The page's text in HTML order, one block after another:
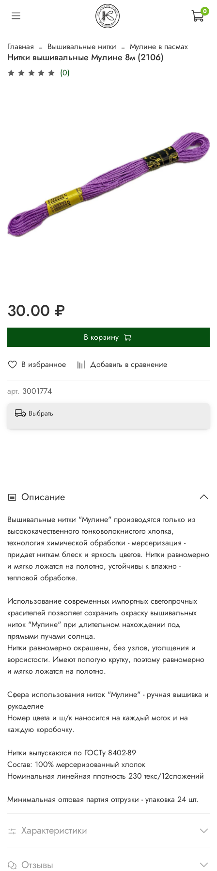
0
Главная Вышивальные нитки Мулине в пасмах
Нитки вышивальные Мулине 8м (2106)
(0)
В избранное Добавить в сравнение
арт. 3001774
30.00 ₽
В корзину
Выбрать
Описание
Вышивальные нитки "Мулине" производятся только из
высококачественного тонковолокнистого хлопка,
технология химической обработки - мерсеризация -
придает ниткам блеск и яркость цветов. Нитки равномерно
и мягко ложатся на полотно, устойчивы к влажно -
тепловой обработке.
Использование современных импортных светопрочных
красителей позволяет сохранить окраску вышивальных
ниток "Мулине" при длительном нахождении под
прямыми лучами солнца.
Нитки равномерно окрашены, без узлов, утолщения и
ворсистости. Имеют пологую крутку, поэтому равномерно
и мягко ложатся на полотно.
Сфера использования ниток "Мулине" - ручная вышивка и
рукоделие
Номер цвета и ш/к наносится на каждый моток и на
каждую коробочку.
Нитки выпускаются по ГОСТу 8402-89
Состав: 100% мерсеризованный хлопок
Номинальная линейная плотность 230 текс/12сложений
Минимальная оптовая партия отгрузки - упаковка 24 шт.
Характеристики
Отзывы